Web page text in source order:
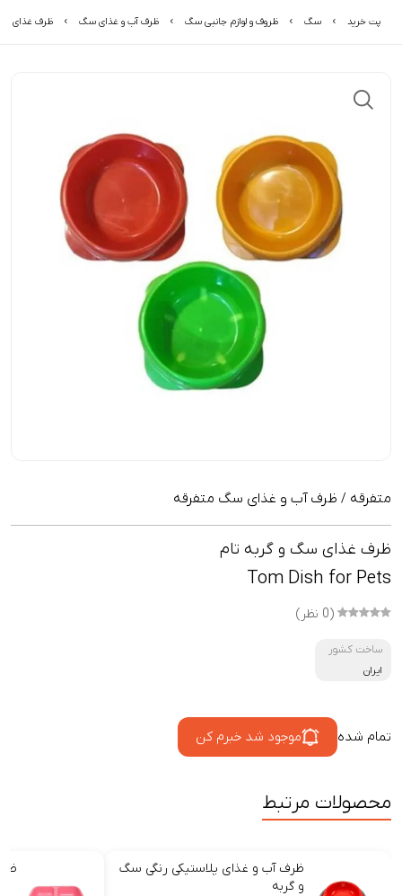
پت خرید سگ ظروف و لوازم جانبی سگ ظرف آب و غذای سگ ظرف غذای
متفرقه / ظرف آب و غذای سگ متفرقه
ظرف غذای سگ و گربه تام
Tom Dish for Pets
(0 نظر)
ساخت کشور
ایران
تمام شده موجود شد خبرم کن
محصولات مرتبط
ظرف آب و غذای پلاستیکی رنگی سگ
و گربه